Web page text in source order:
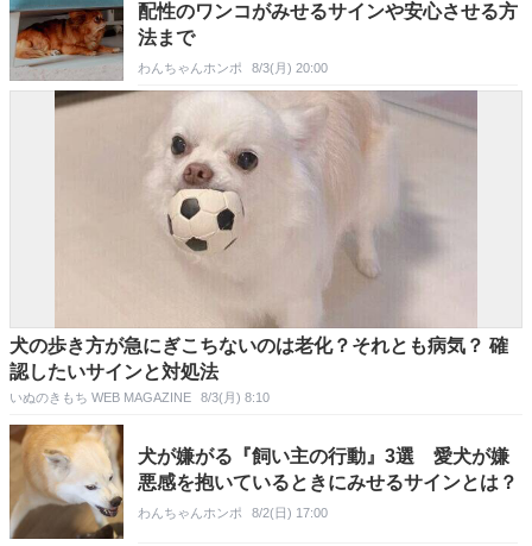
配性のワンコがみせるサインや安心させる方
法まで
わんちゃんホンポ 8/3(月) 20:00
犬の歩き方が急にぎこちないのは老化？それとも病気？ 確
認したいサインと対処法
いぬのきもち WEB MAGAZINE 8/3(月) 8:10
犬が嫌がる『飼い主の行動』3選 愛犬が嫌
悪感を抱いているときにみせるサインとは？
わんちゃんホンポ 8/2(日) 17:00